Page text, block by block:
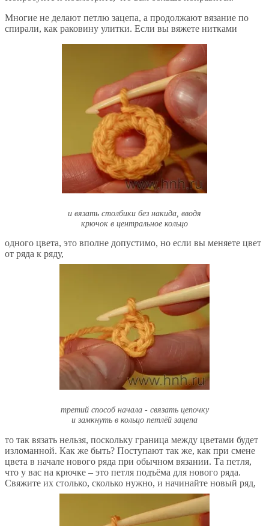
Многие не делают петлю зацепа, а продолжают вязание по
спирали, как раковину улитки. Если вы вяжете нитками
и вязать столбики без накида, вводя
крючок в центральное кольцо
одного цвета, это вполне допустимо, но если вы меняете цвет
от ряда к ряду,
третий способ начала - связать цепочку
и замкнуть в кольцо петлёй зацепа
то так вязать нельзя, поскольку граница между цветами будет
изломанной. Как же быть? Поступают так же, как при смене
цвета в начале нового ряда при обычном вязании. Та петля,
что у вас на крючке – это петля подъёма для нового ряда.
Свяжите их столько, сколько нужно, и начинайте новый ряд,